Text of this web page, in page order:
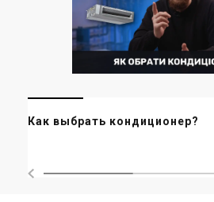
Как выбрать кондиционер?